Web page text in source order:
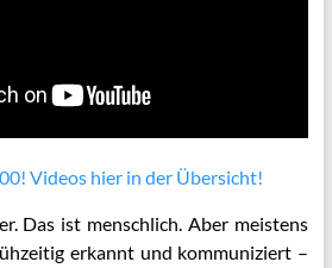
Videos hier in der Übersicht!
Das ist menschlich. Aber meistens
erkannt und kommuniziert –